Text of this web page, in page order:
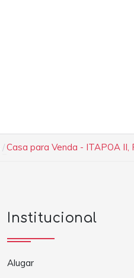
Casa para Venda - ITAPOA II,
Institucional
Alugar